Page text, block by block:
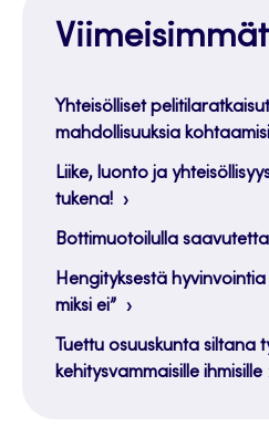
Yhteisölliset
mahdollisuuksia
Liike, luonto ja
tukena!
Bottimuotoilulla
Hengityksestä
miksi ei”
Tuettu osuuskunta siltana
kehitysvammaisille ihmisille